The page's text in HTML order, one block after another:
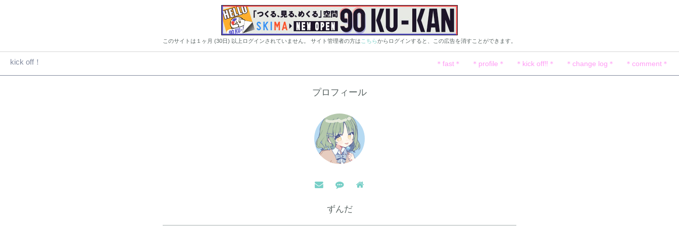
このサイトは１ヶ月 (30日) 以上ログインされていません。 サイト管理者の方は こちらからログインすると、この広告を消すことができます。
kick off！ ＊fast＊ ＊profile＊ ＊kick off‼︎＊ ＊change log＊ ＊comment＊
プロフィール
ずんだ